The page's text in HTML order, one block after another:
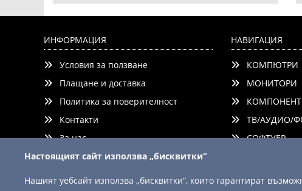
Meter Cord
Сравни
ИНФОРМАЦИЯ
Условия за ползване
Плащане и доставка
Политика за поверителност
Контакти
За нас
НАВИГАЦИЯ
КОМПЮТРИ
МОНИТОРИ
ТВ/АУДИО/
СОФТУЕР
Настоящият сайт използва „бисквитки“
Нашият уебсайт използва „бисквитки“, които гарантират